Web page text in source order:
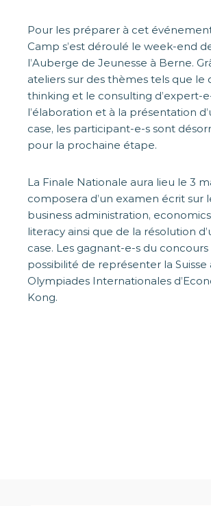
Pour les préparer à cet
Camp s’est déroulé le week-end
l’Auberge de Jeunesse à Berne.
ateliers sur des thèmes tels que le
thinking et le consulting d’expert-e-
l’élaboration et à la présentation
case, les participant-e-s sont
pour la prochaine étape.
La Finale Nationale aura lieu le 3
composera d’un examen écrit sur
business administration,
literacy ainsi que de la résolution
case. Les gagnant-e-s du
possibilité de représenter la Suisse
Olympiades Internationales
Kong.